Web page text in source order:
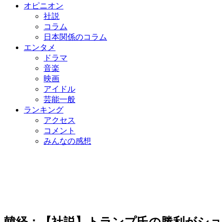
オピニオン
社説
コラム
日本関係のコラム
エンタメ
ドラマ
音楽
映画
アイドル
芸能一般
ランキング
アクセス
コメント
みんなの感想